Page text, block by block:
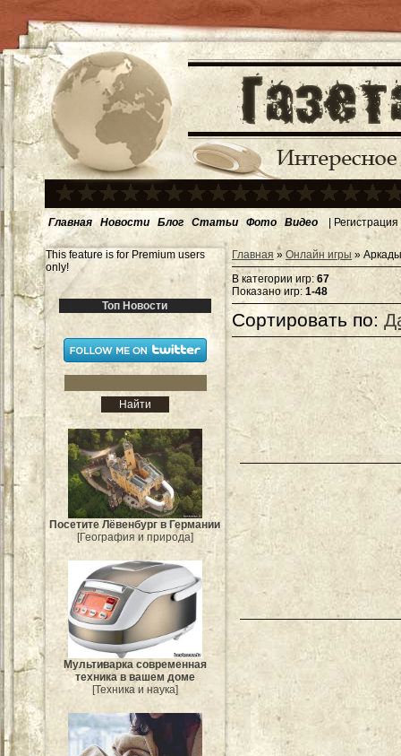
Главная Новости Блог Статьи Фото Видео | Регистрация
This feature is for Premium users
only!
Топ Новости
Посетите Лёвенбург в Германии
[География и природа]
Мультиварка современная
техника в вашем доме
[Техника и наука]
Главная » Онлайн игры »
В категории игр: 67
Показано игр: 1-48
Сортировать по: